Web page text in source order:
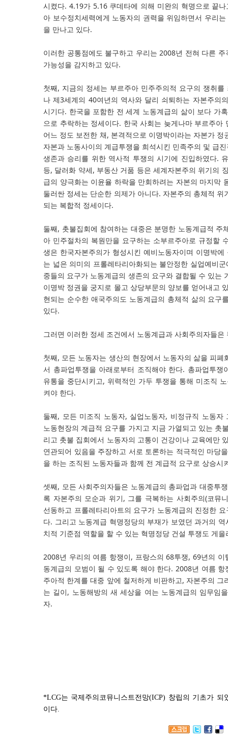
시켰다. 4.19가 5.16 쿠데타에 의해 미완의 혁명으로 끝
아 보수정치세력에게 노동자의 권력을 위임하면서 우리
을 만나고 있다.
이러한 공통점에도 불구하고 우리는 2008년 전혀 다른
가능성을 감지하고 있다.
첫째, 지금의 정세는 부르주아 민주주의적 요구의 쟁취
나 제3세계의 40여년의 역사와 달리 쇠퇴하는 자본주의
시기다. 한국을 포함한 전 세계 노동계급의 삶이 보다 가
으로 추락하는 정세이다. 한국 사회는 늦게나마 부르주아
어느 정도 보전한 채, 본격적으로 이명박이라는 자본가
자본과 노동사이의 계급투쟁을 희석시킨 민족주의 및 급
생존과 승리를 위한 역사적 투쟁의 시기에 진입하였다.
등, 달러화 약세, 부동산 거품 등은 세계자본주의 위기의
급의 양극화는 이윤율 하락을 만회하려는 자본의 마지막
둘러싼 정세는 단순한 의제가 아니다. 자본주의 총체적
되는 복합적 정세이다.
둘째, 촛불집회에 참여하는 대중은 분명한 노동계급적 주
아 민주절차의 복원만을 요구하는 소부르주아로 규정할
생은 한국자본주의가 형성시킨 예비노동자이며 이명박
는 넓은 의미의 프롤레타리아화되는 불안정한 실업예비
중들의 요구가 노동계급의 생존의 요구와 결합될 수 있는
이명박 정권을 궁지로 몰고 상당부문의 양보를 얻어내고
현되는 순수한 애국주의도 노동계급의 총체적 삶의 요구
있다.
그러면 이러한 정세 조건에서 노동계급과 사회주의자들은
첫째, 모든 노동자는 생산의 현장에서 노동자의 삶을 피
서 총파업투쟁을 아래로부터 조직해야 한다. 총파업투
유통을 중단시키고, 위력적인 가두 투쟁을 통해 미조직
켜야 한다.
둘째, 모든 미조직 노동자, 실업노동자, 비정규직 노동자
노동현장의 계급적 요구를 가지고 지금 가열되고 있는 촛
리고 촛불 집회에서 노동자의 고통이 건강이나 교육에만
연관되어 있음을 주장하고 서로 토론하는 적극적인 마당
을 하는 조직된 노동자들과 함께 전 계급적 요구로 상승시
셋째, 모든 사회주의자들은 노동계급의 총파업과 대중투
록 자본주의 모순과 위기, 그를 극복하는 사회주의(코뮤
선동하고 프롤레타리아트의 요구가 노동계급의 진정한
다. 그리고 노동계급 혁명정당의 부재가 보였던 과거의
치적 기준점 역할을 할 수 있는 혁명정당 건설 투쟁도 게
2008년 우리의 여름 항쟁이, 프랑스의 68투쟁, 69년의 이
동계급의 모범이 될 수 있도록 해야 한다. 2008년 여름
주아적 한계를 대중 앞에 철저하게 비판하고, 자본주의
는 길이, 노동해방의 새 세상을 여는 노동계급의 임무임
자.
*LCG는 국제주의코뮤니스트전망(ICP) 창립의 기초가
이다.